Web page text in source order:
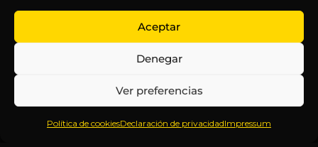
Aceptar
Denegar
Ver preferencias
Política de cookiesDeclaración de privacidadImpressum
Inteligencia
Anticipándonos
EXPLORA
Inicio
Sobre
Contenido
Webinars
LEGAL
Política
de
Términos y
Aviso
SÍGUENOS